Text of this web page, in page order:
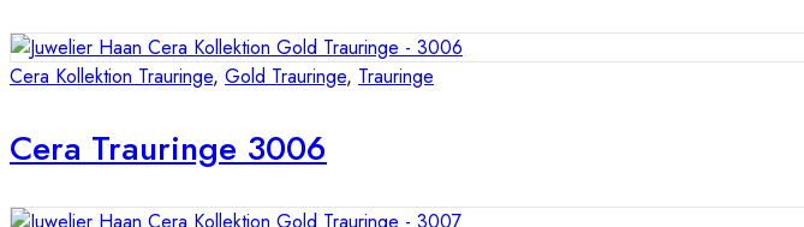
Cera Kollektion Trauringe, Gold Trauringe, Trauringe
Cera Trauringe 3006